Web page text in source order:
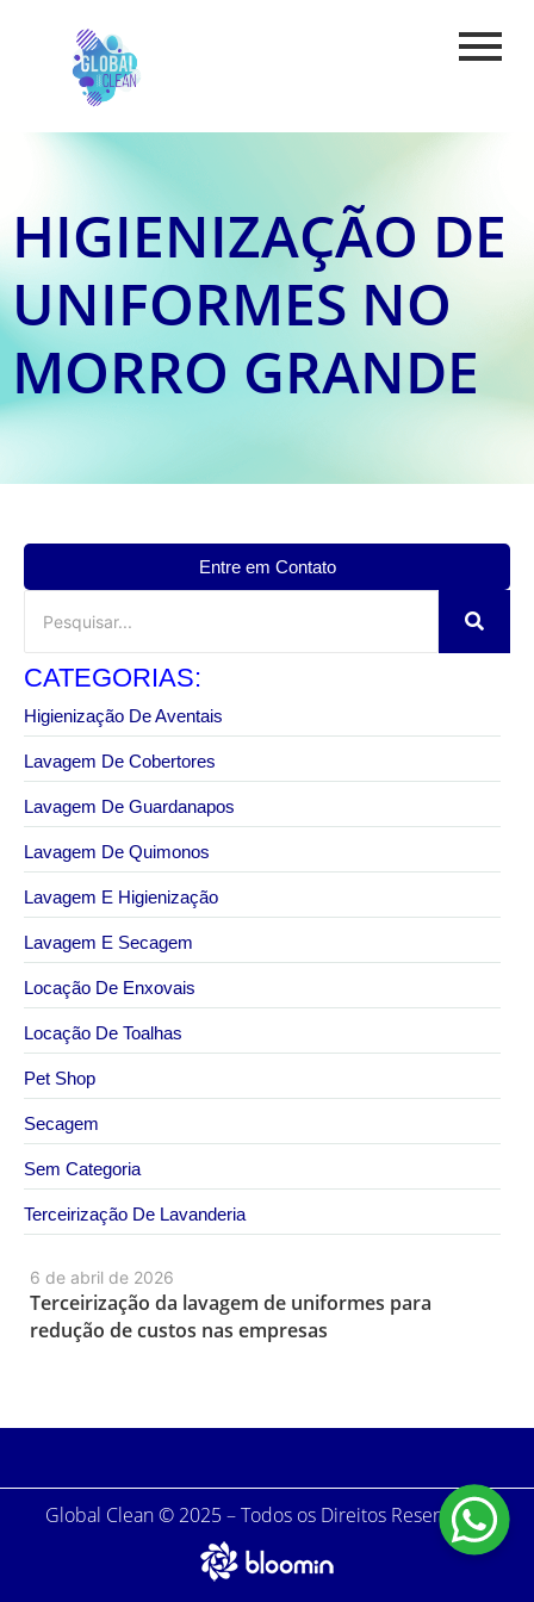
HIGIENIZAÇÃO DE
UNIFORMES NO
MORRO GRANDE
6 de abril de 2026
Terceirização da lavagem de uniformes para
redução de custos nas empresas
Entre em Contato
CATEGORIAS:
Higienização De Aventais
Lavagem De Cobertores
Lavagem De Guardanapos
Lavagem De Quimonos
Lavagem E Higienização
Lavagem E Secagem
Locação De Enxovais
Locação De Toalhas
Pet Shop
Secagem
Sem Categoria
Terceirização De Lavanderia
Global Clean © 2025 – Todos os Direitos Reservados